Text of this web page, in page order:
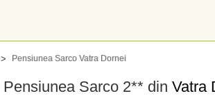
> Pensiunea Sarco Vatra Dornei
Pensiunea Sarco 2** din Vatra